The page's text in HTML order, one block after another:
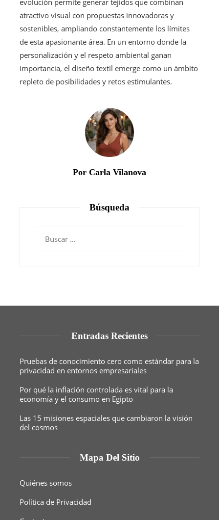
atractivo visual con propuestas innovadoras y
sostenibles, ampliando constantemente los límites
de esta apasionante área. En un entorno donde la
personalización y el respeto ambiental ganan
importancia, el diseño textil emerge como un ámbito
repleto de posibilidades y retos estimulantes.
Por Carla Vilanova
Búsqueda
Entradas Recientes
Pruebas de conocimiento cero como estándar para la
privacidad en entornos empresariales
Por qué la inflación controlada es vital para la
economía y el consumo en Egipto
Las 15 misiones espaciales que cambiaron la visión
del cosmos
Mapa Del Sitio
Quiénes somos
Política de Privacidad